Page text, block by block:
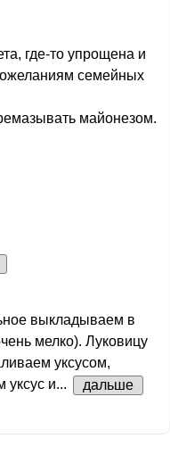
где-то упрощена и
семейных
майонезом.
выкладываем в
мелко). Луковицу
уксусом,
и...
дальше